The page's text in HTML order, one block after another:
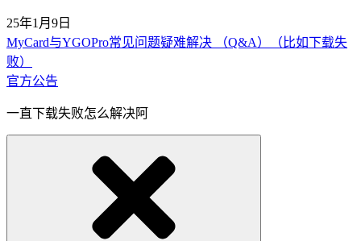
25年1月9日
MyCard与YGOPro常见问题疑难解决 （Q&A）（比如下载失
败）
官方公告
一直下载失败怎么解决阿